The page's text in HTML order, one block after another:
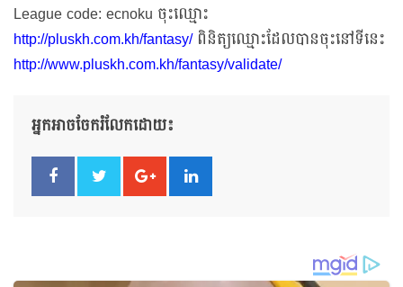
League code: ecnoku ចុះឈ្មោះ
http://pluskh.com.kh/fantasy/ពិនិត្យឈ្មោះដែលបានចុះនៅទីនេះ
http://www.pluskh.com.kh/fantasy/validate/
អ្នកអាចចែករំលែកដោយ៖